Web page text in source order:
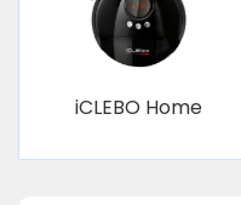
iCLEBO Home